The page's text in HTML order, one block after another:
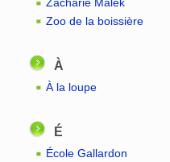
Zacharie Malek
Zoo de la boissière
À
À la loupe
É
École Gallardon